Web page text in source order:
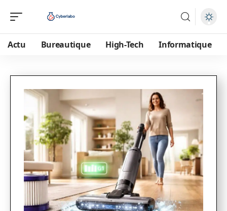
Actu Bureautique High-Tech Informatique